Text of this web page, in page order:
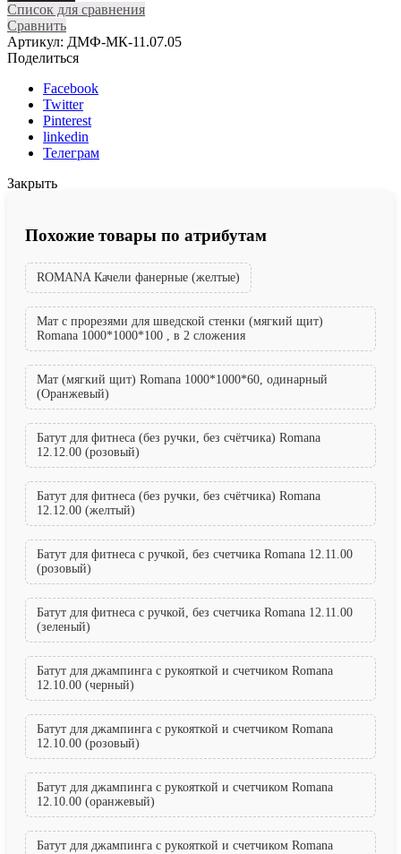
Список для сравнения
Сравнить
Артикул: ДМФ-МК-11.07.05
Поделиться
Facebook
Twitter
Pinterest
linkedin
Телеграм
Закрыть
Похожие товары по атрибутам
ROMANA Качели фанерные (желтые)
Мат с прорезями для шведской стенки (мягкий щит)
Romana 1000*1000*100 , в 2 сложения
Мат (мягкий щит) Romana 1000*1000*60, одинарный
(Оранжевый)
Батут для фитнеса (без ручки, без счётчика) Romana
12.12.00 (розовый)
Батут для фитнеса (без ручки, без счётчика) Romana
12.12.00 (желтый)
Батут для фитнеса с ручкой, без счетчика Romana 12.11.00
(розовый)
Батут для фитнеса с ручкой, без счетчика Romana 12.11.00
(зеленый)
Батут для джампинга с рукояткой и счетчиком Romana
12.10.00 (черный)
Батут для джампинга с рукояткой и счетчиком Romana
12.10.00 (розовый)
Батут для джампинга с рукояткой и счетчиком Romana
12.10.00 (оранжевый)
Батут для джампинга с рукояткой и счетчиком Romana